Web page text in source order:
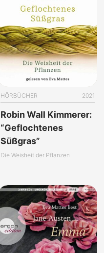
HÖRBÜCHER 2021
Robin Wall Kimmerer:
“Geflochtenes
Süßgras”
Die Weisheit der Pflanzen